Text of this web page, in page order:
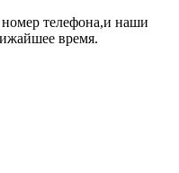
телефона,и наши
время.